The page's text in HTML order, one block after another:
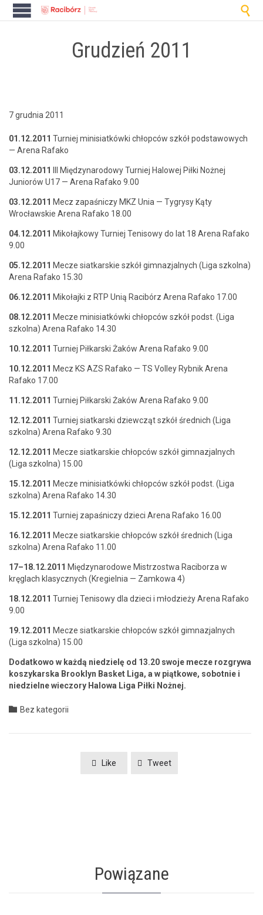

Grudzień 2011
7 grudnia 2011
01.12.2011 Turniej min­isi­atków­ki chłopców szkół pod­sta­wowych
— Are­na Rafako
03.12.2011
III Między­nar­o­dowy Turniej Halowej Pił­ki Nożnej
Juniorów U17 — Are­na Rafako 9.00
03.12.2011 Mecz zapaśniczy MKZ Unia — Tygrysy Kąty
Wrocławskie Are­na Rafako 18.00
04.12.2011 Mikoła­jkowy Turniej Tenisowy do lat 18 Are­na Rafako
9.00
05.12.2011 Mecze siatkarskie szkół gim­naz­jal­nych (Liga szkol­na)
Are­na Rafako 15.30
06.12.2011 Mikoła­j­ki z RTP Unią Racibórz Are­na Rafako 17.00
08.12.2011 Mecze min­isi­atków­ki chłopców szkół podst. (Liga
szkol­na) Are­na Rafako 14.30
10.12.2011 Turniej Piłkars­ki Żaków Are­na Rafako 9.00
10.12.2011 Mecz KS AZS Rafako — TS Vol­ley Ryb­nik Are­na
Rafako 17.00
11.12.2011 Turniej Piłkars­ki Żaków Are­na Rafako 9.00
12.12.2011 Turniej siatkars­ki dziew­cząt szkół śred­nich (Liga
szkol­na) Are­na Rafako 9.30
12.12.2011 Mecze siatkarskie chłopców szkół gim­naz­jal­nych
(Liga szkol­na) 15.00
15.12.2011 Mecze min­isi­atków­ki chłopców szkół podst. (Liga
szkol­na) Are­na Rafako 14.30
15.12.2011 Turniej zapaśniczy dzieci Are­na Rafako 16.00
16.12.2011 Mecze siatkarskie chłopców szkół śred­nich (Liga
szkol­na) Are­na Rafako 11.00
17–18.12.2011 Między­nar­o­dowe Mis­tr­zost­wa Raci­borza w
kręglach klasy­cznych (Kregiel­nia — Zamkowa 4)
18.12.2011 Turniej Tenisowy dla dzieci i młodzieży Are­na Rafako
9.00
19.12.2011 Mecze siatkarskie chłopców szkół gim­naz­jal­nych
(Liga szkol­na) 15.00
Dodatkowo w każdą niedzielę od 13.20 swo­je mecze roz­gry­wa
koszykars­ka Brook­lyn Bas­ket Liga, a w piątkowe, sobot­nie i
niedzielne wiec­zo­ry Halowa Liga Pił­ki Nożnej.
 Category
Bez kategorii
Like Tweet
Powiązane